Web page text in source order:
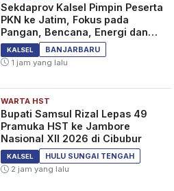
Sekdaprov Kalsel Pimpin Peserta
PKN ke Jatim, Fokus pada
Pangan, Bencana, Energi dan
Ekonomi
KALSEL
BANJARBARU
1 jam yang lalu
WARTA HST
Bupati Samsul Rizal Lepas 49
Pramuka HST ke Jambore
Nasional XII 2026 di Cibubur
KALSEL
HULU SUNGAI TENGAH
2 jam yang lalu